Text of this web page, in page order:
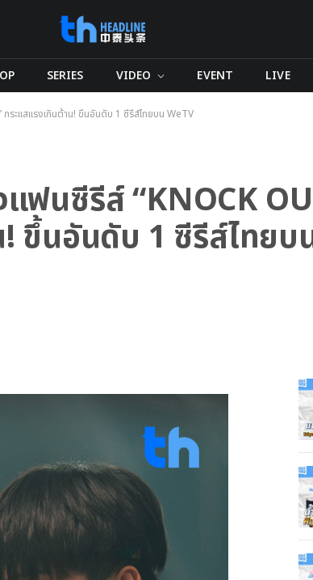
SERIES VIDEO EVENT LIVE
ระแสแรงเกินต้าน! ขึ้นอันดับ 1 ซีรีส์ไทยบน WeTV
ฟนซีรีส์ “KNOCK
ขึ้นอันดับ 1 ซีรีส์ไทยบ